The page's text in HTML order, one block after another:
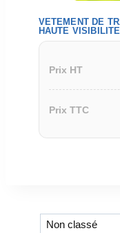
VETEMENT DE
HAUTE
Prix HT
Prix TTC